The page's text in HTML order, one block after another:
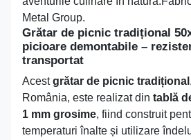
Metal Group.
Grătar de picnic tradițional
picioare demontabile –
transportat
Acestgrătar de picnic tradițional
România, este realizat din tablă
1 mm grosime, fiind construit
temperaturi înalte și utilizare